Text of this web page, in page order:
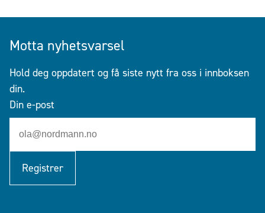
Motta nyhetsvarsel
Hold deg oppdatert og få siste nytt fra oss i innboksen
din.
Din e-post
Registrer